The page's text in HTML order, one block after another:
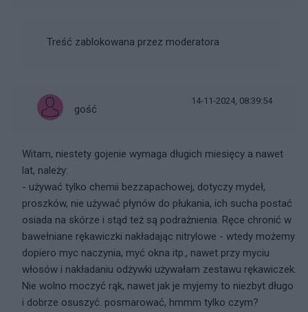
Treść zablokowana przez moderatora
gość
14-11-2024, 08:39:54
Witam, niestety gojenie wymaga długich miesięcy a nawet
lat, należy:
- używać tylko chemii bezzapachowej, dotyczy mydeł,
proszków, nie używać płynów do płukania, ich sucha postać
osiada na skórze i stąd też są podrażnienia. Ręce chronić w
bawełniane rękawiczki nakładając nitrylowe - wtedy możemy
dopiero myc naczynia, myć okna itp., nawet przy myciu
włosów i nakładaniu odżywki używałam zestawu rękawiczek.
Nie wolno moczyć rąk, nawet jak je myjemy to niezbyt długo
i dobrze osuszyć. posmarować, hmmm tylko czym?